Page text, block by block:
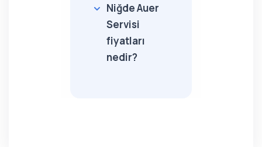
Niğde Auer
Servisi
fiyatları
nedir?